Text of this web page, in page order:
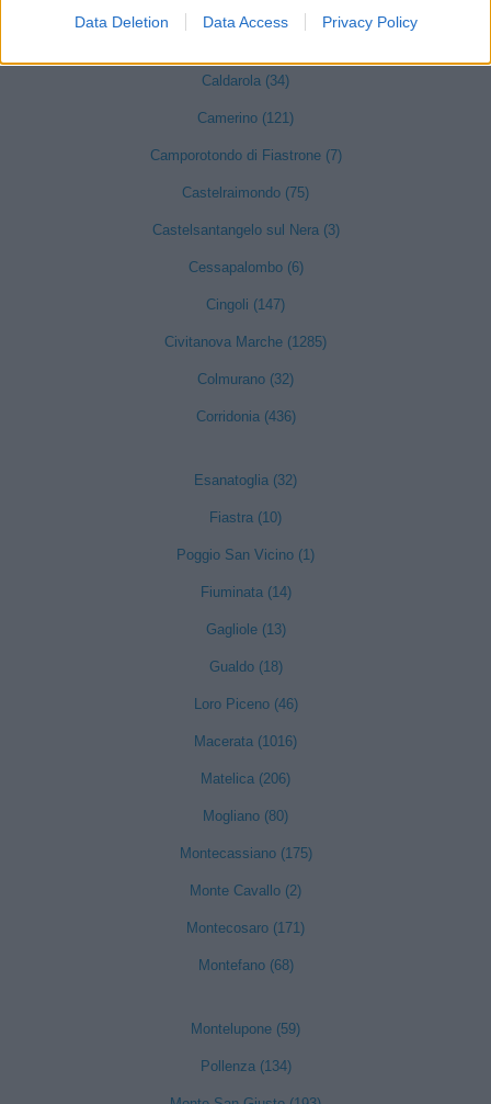
Data Deletion Data Access Privacy Policy
Caldarola (34)
Camerino (121)
Camporotondo di Fiastrone (7)
Castelraimondo (75)
Castelsantangelo sul Nera (3)
Cessapalombo (6)
Cingoli (147)
Civitanova Marche (1285)
Colmurano (32)
Corridonia (436)
Esanatoglia (32)
Fiastra (10)
Poggio San Vicino (1)
Fiuminata (14)
Gagliole (13)
Gualdo (18)
Loro Piceno (46)
Macerata (1016)
Matelica (206)
Mogliano (80)
Montecassiano (175)
Monte Cavallo (2)
Montecosaro (171)
Montefano (68)
Montelupone (59)
Pollenza (134)